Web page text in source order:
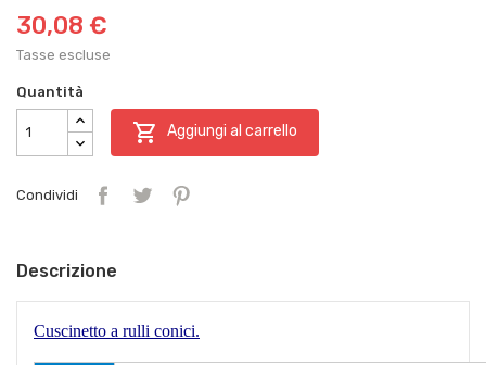
30,08 €
Tasse escluse
Quantità
 Aggiungi al carrello
Condividi
Descrizione
Cuscinetto a rulli conici.